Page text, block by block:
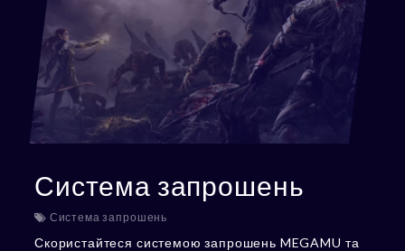
Система запрошень
Система запрошень
Скористайтеся системою запрошень MEGAMU та